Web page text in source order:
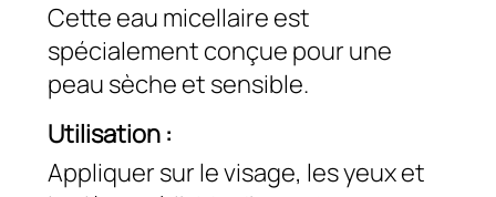
Cette eau micellaire est
spécialement conçue pour une
peau sèche et sensible.
Utilisation :
Appliquer sur le visage, les yeux et